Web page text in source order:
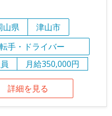
山県
津山市
手・ドライバー
月給350,000円
詳細を見る